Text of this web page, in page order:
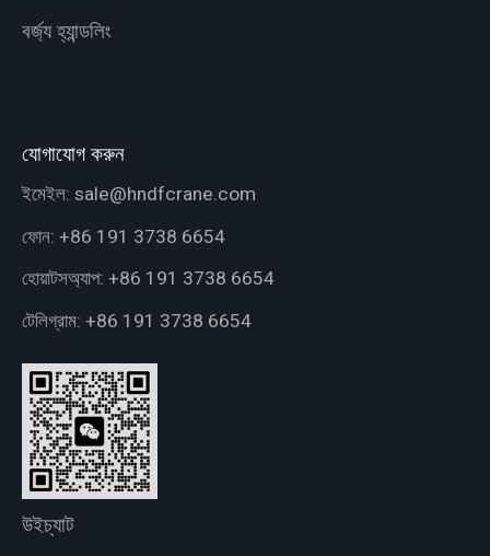
বর্জ্য হ্যান্ডলিং
যোগাযোগ করুন
ইমেইল: sale@hndfcrane.com
ফোন: +86 191 3738 6654
হোয়াটসঅ্যাপ: +86 191 3738 6654
টেলিগ্রাম: +86 191 3738 6654
উইচ্যাট